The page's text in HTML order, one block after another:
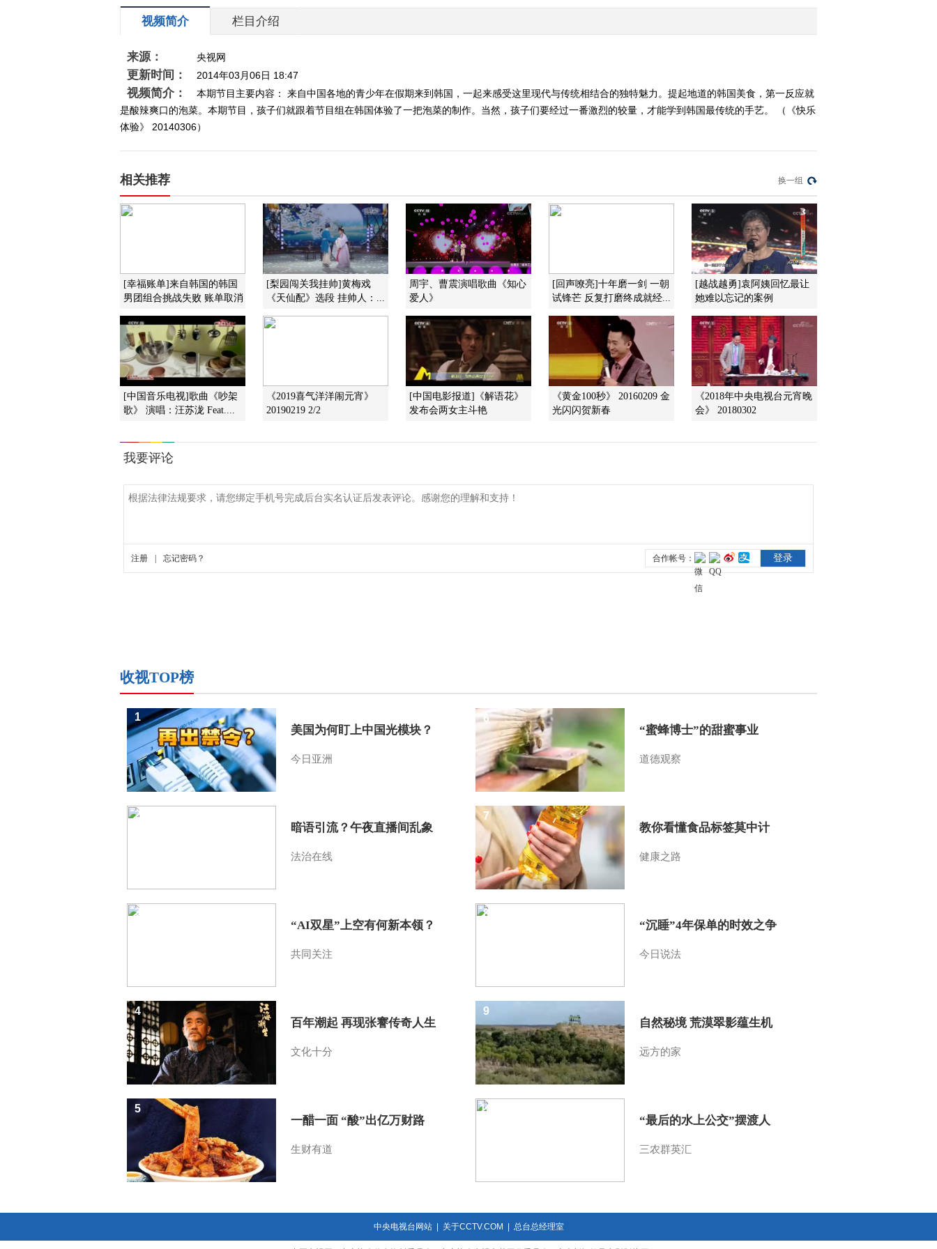
2014-01-30 07:43:06
2014-01-16 08:48:08
少年寻宝队
《快乐体验》 20140102
安全童行
2014-01-02 18:24:13
《快乐体验》 20131212
小舞王
2013-12-12 18:12:13
《快乐体验》 20131205
《快乐体验》 20131128
2013-11-21 18:58:15
2013-11-07 18:47:14
《快乐体验》 20131024
视频简介 栏目介绍
来源： 央视网
更新时间： 2014年03月06日 18:47
视频简介：
本期节目主要内容： 来自中国各地的青少年在假期来到韩国，一起来感受这里现代与传统相结合的独特魅力。提起地道的韩国美食，第一反应就
是酸辣爽口的泡菜。本期节目，孩子们就跟着节目组在韩国体验了一把泡菜的制作。当然，孩子们要经过一番激烈的较量，才能学到韩国最传统的手艺。 （《快乐
体验》 20140306）
相关推荐 换一组
[幸福账单]来自韩国的韩国
男团组合挑战失败 账单取消
[梨园闯关我挂帅]黄梅戏
《天仙配》选段 挂帅人：...
周宇、曹震演唱歌曲《知心
爱人》
[回声嘹亮]十年磨一剑 一朝
试锋芒 反复打磨终成就经...
[越战越勇]袁阿姨回忆最让
她难以忘记的案例
[中国音乐电视]歌曲《吵架
歌》 演唱：汪苏泷 Feat....
《2019喜气洋洋闹元宵》
20190219 2/2
[中国电影报道]《解语花》
发布会两女主斗艳
《黄金100秒》 20160209 金
光闪闪贺新春
《2018年中央电视台元宵晚
会》 20180302
收视TOP榜
美国为何盯上中国光模块？
今日亚洲
1
暗语引流？午夜直播间乱象
法治在线
2
“AI双星”上空有何新本领？
共同关注
3
百年潮起 再现张謇传奇人生
文化十分
4
一醋一面 “酸”出亿万财路
生财有道
5
“蜜蜂博士”的甜蜜事业
道德观察
6
教你看懂食品标签莫中计
健康之路
7
“沉睡”4年保单的时效之争
今日说法
8
自然秘境 荒漠翠影蕴生机
远方的家
9
“最后的水上公交”摆渡人
三农群英汇
10
中央电视台网站| 关于CCTV.COM 总台总经理室